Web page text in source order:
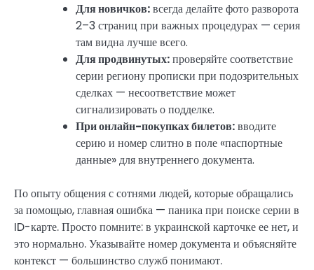
Для новичков:всегда делайте фото разворота
2–3 страниц при важных процедурах — серия
там видна лучше всего.
Для продвинутых:проверяйте соответствие
серии региону прописки при подозрительных
сделках — несоответствие может
сигнализировать о подделке.
При онлайн-покупках билетов:вводите
серию и номер слитно в поле «паспортные
данные» для внутреннего документа.
По опыту общения с сотнями людей, которые обращались
за помощью, главная ошибка — паника при поиске серии в
ID-карте. Просто помните: в украинской карточке ее нет, и
это нормально. Указывайте номер документа и объясняйте
контекст — большинство служб понимают.